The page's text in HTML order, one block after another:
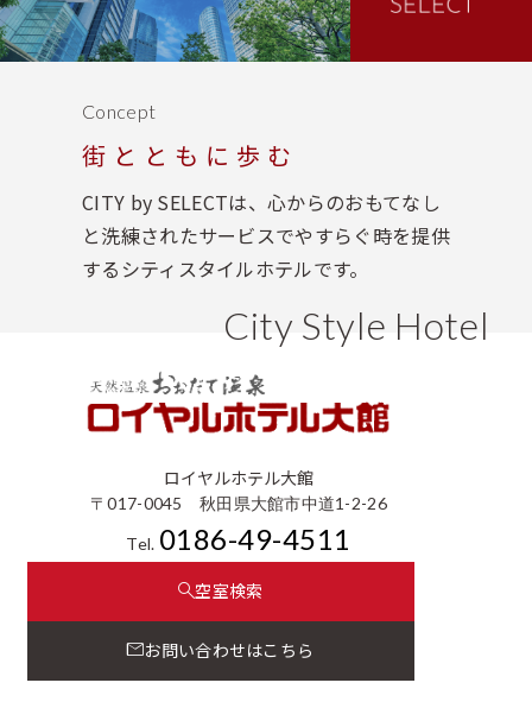
Concept
街とともに歩む
CITY by SELECTは、心からのおもてなし
と洗練されたサービスでやすらぐ時を提供
するシティスタイルホテルです。
City Style Hotel
ロイヤルホテル大館
〒017-0045 秋田県大館市中道1-2-26
Tel. 0186-49-4511
空室検索
お問い合わせはこちら